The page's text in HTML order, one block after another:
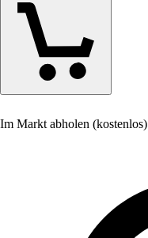
Im Markt abholen (kostenlos)